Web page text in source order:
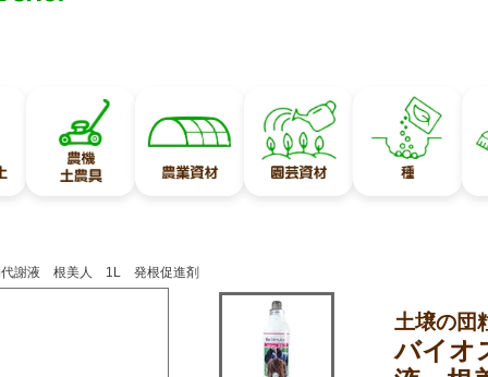
代謝液 根美人 1L 発根促進剤
土壌の団
バイオ